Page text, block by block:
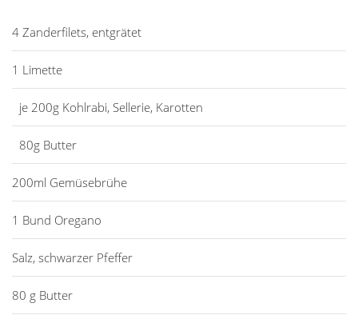
4 Zanderfilets, entgrätet
1 Limette
je 200g Kohlrabi, Sellerie, Karotten
80g Butter
200ml Gemüsebrühe
1 Bund Oregano
Salz, schwarzer Pfeffer
80 g Butter